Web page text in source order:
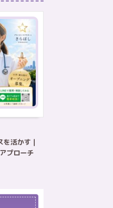
活かす｜
プローチ